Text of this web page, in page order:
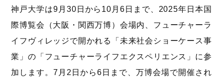
神戸大学は9月30日から10月6日まで、2025年日本国
際博覧会（大阪・関西万博）会場内、フューチャーラ
イフヴィレッジで開かれる「未来社会ショーケース事
業」の「フューチャーライフエクスペリエンス」に参
加します。7月2日から6日まで、万博会場で開催され